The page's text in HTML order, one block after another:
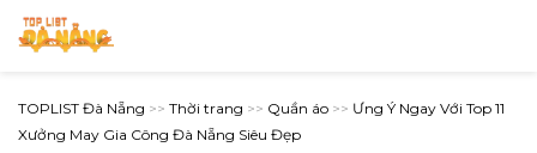
TOPLIST Đà Nẵng >> Thời trang >> Quần áo >> Ưng Ý Ngay Với Top 11
Xưởng May Gia Công Đà Nẵng Siêu Đẹp